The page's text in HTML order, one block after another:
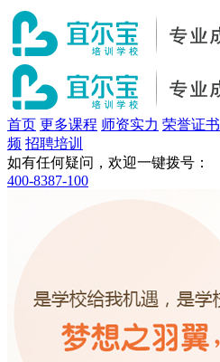
首页 更多课程 师资实力 荣誉证书
频 招聘培训
如有任何疑问，欢迎一键拨号：
400-8387-100